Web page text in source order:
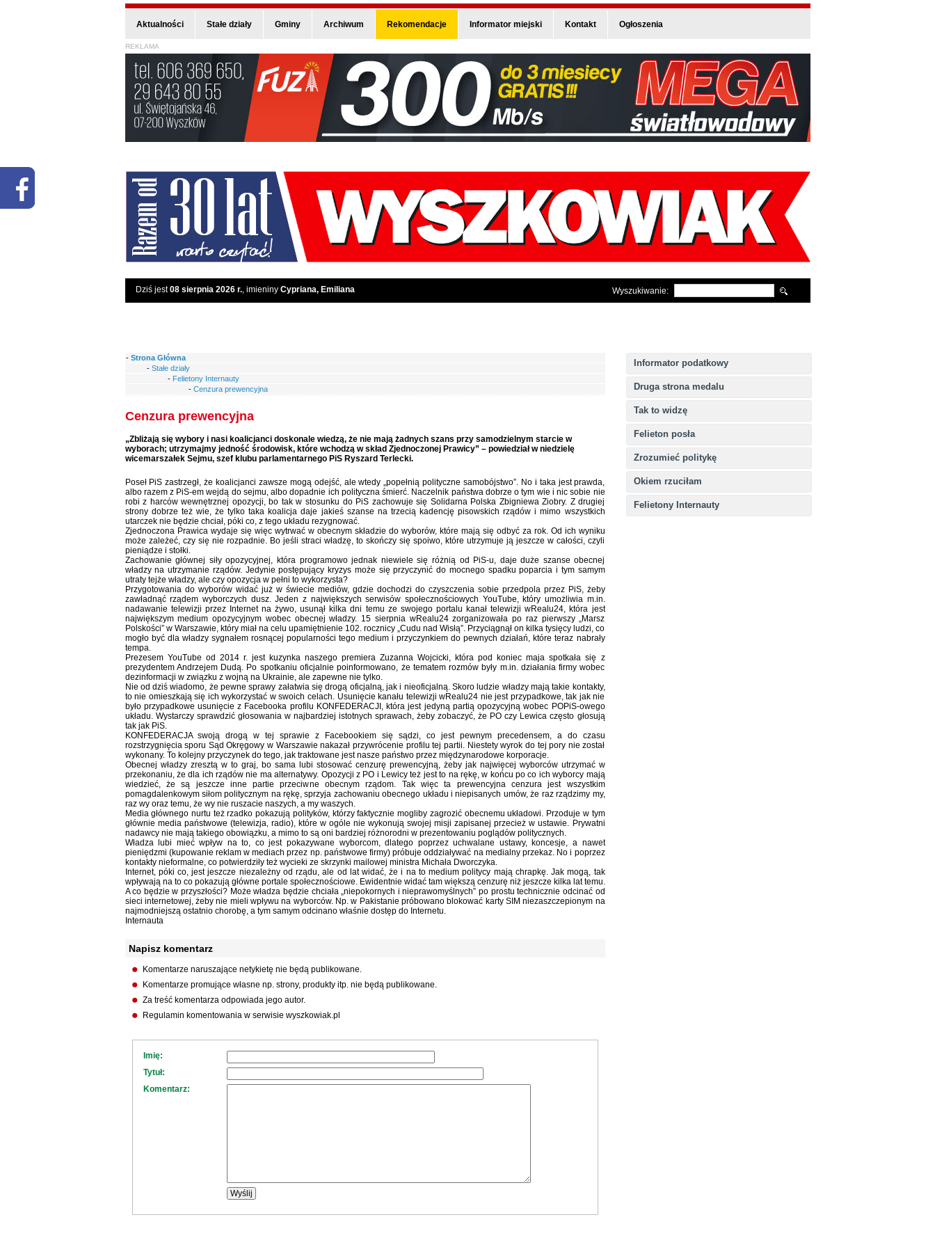
Aktualności Stałe działy Gminy Archiwum Rekomendacje Informator miejski Kontakt Ogłoszenia
REKLAMA
Dziś jest08 sierpnia 2026 r., imieniny Cypriana, Emiliana Wyszukiwanie:
Informator podatkowy
Druga strona medalu
Tak to widzę
Felieton posła
Zrozumieć politykę
Okiem rzuciłam
Felietony Internauty
- Strona Główna
- Stałe działy
- Felietony Internauty
- Cenzura prewencyjna
Cenzura prewencyjna
„Zbliżają się wybory i nasi koalicjanci doskonale wiedzą, że nie mają żadnych szans przy samodzielnym starcie w
wyborach; utrzymajmy jedność środowisk, które wchodzą w skład Zjednoczonej Prawicy” – powiedział w niedzielę
wicemarszałek Sejmu, szef klubu parlamentarnego PiS Ryszard Terlecki.
Poseł PiS zastrzegł, że koalicjanci zawsze mogą odejść, ale wtedy „popełnią polityczne samobójstwo”. No i taka jest prawda,
albo razem z PiS-em wejdą do sejmu, albo dopadnie ich polityczna śmierć. Naczelnik państwa dobrze o tym wie i nic sobie nie
robi z harców wewnętrznej opozycji, bo tak w stosunku do PiS zachowuje się Solidarna Polska Zbigniewa Ziobry. Z drugiej
strony dobrze też wie, że tylko taka koalicja daje jakieś szanse na trzecią kadencję pisowskich rządów i mimo wszystkich
utarczek nie będzie chciał, póki co, z tego układu rezygnować.
Zjednoczona Prawica wydaje się więc wytrwać w obecnym składzie do wyborów, które mają się odbyć za rok. Od ich wyniku
może zależeć, czy się nie rozpadnie. Bo jeśli straci władzę, to skończy się spoiwo, które utrzymuje ją jeszcze w całości, czyli
pieniądze i stołki.
Zachowanie głównej siły opozycyjnej, która programowo jednak niewiele się różnią od PiS-u, daje duże szanse obecnej
władzy na utrzymanie rządów. Jedynie postępujący kryzys może się przyczynić do mocnego spadku poparcia i tym samym
utraty tejże władzy, ale czy opozycja w pełni to wykorzysta?
Przygotowania do wyborów widać już w świecie mediów, gdzie dochodzi do czyszczenia sobie przedpola przez PiS, żeby
zawładnąć rządem wyborczych dusz. Jeden z największych serwisów społecznościowych YouTube, który umożliwia m.in.
nadawanie telewizji przez Internet na żywo, usunął kilka dni temu ze swojego portalu kanał telewizji wRealu24, która jest
największym medium opozycyjnym wobec obecnej władzy. 15 sierpnia wRealu24 zorganizowała po raz pierwszy „Marsz
Polskości” w Warszawie, który miał na celu upamiętnienie 102. rocznicy „Cudu nad Wisłą”. Przyciągnął on kilka tysięcy ludzi, co
mogło być dla władzy sygnałem rosnącej popularności tego medium i przyczynkiem do pewnych działań, które teraz nabrały
tempa.
Prezesem YouTube od 2014 r. jest kuzynka naszego premiera Zuzanna Wojcicki, która pod koniec maja spotkała się z
prezydentem Andrzejem Dudą. Po spotkaniu oficjalnie poinformowano, że tematem rozmów były m.in. działania firmy wobec
dezinformacji w związku z wojną na Ukrainie, ale zapewne nie tylko.
Nie od dziś wiadomo, że pewne sprawy załatwia się drogą oficjalną, jak i nieoficjalną. Skoro ludzie władzy mają takie kontakty,
to nie omieszkają się ich wykorzystać w swoich celach. Usunięcie kanału telewizji wRealu24 nie jest przypadkowe, tak jak nie
było przypadkowe usunięcie z Facebooka profilu KONFEDERACJI, która jest jedyną partią opozycyjną wobec POPiS-owego
układu. Wystarczy sprawdzić głosowania w najbardziej istotnych sprawach, żeby zobaczyć, że PO czy Lewica często głosują
tak jak PiS.
KONFEDERACJA swoją drogą w tej sprawie z Facebookiem się sądzi, co jest pewnym precedensem, a do czasu
rozstrzygnięcia sporu Sąd Okręgowy w Warszawie nakazał przywrócenie profilu tej partii. Niestety wyrok do tej pory nie został
wykonany. To kolejny przyczynek do tego, jak traktowane jest nasze państwo przez międzynarodowe korporacje.
Obecnej władzy zresztą w to graj, bo sama lubi stosować cenzurę prewencyjną, żeby jak najwięcej wyborców utrzymać w
przekonaniu, że dla ich rządów nie ma alternatywy. Opozycji z PO i Lewicy też jest to na rękę, w końcu po co ich wyborcy mają
wiedzieć, że są jeszcze inne partie przeciwne obecnym rządom. Tak więc ta prewencyjna cenzura jest wszystkim
pomagdalenkowym siłom politycznym na rękę, sprzyja zachowaniu obecnego układu i niepisanych umów, że raz rządzimy my,
raz wy oraz temu, że wy nie ruszacie naszych, a my waszych.
Media głównego nurtu też rzadko pokazują polityków, którzy faktycznie mogliby zagrozić obecnemu układowi. Przoduje w tym
głównie media państwowe (telewizja, radio), które w ogóle nie wykonują swojej misji zapisanej przecież w ustawie. Prywatni
nadawcy nie mają takiego obowiązku, a mimo to są oni bardziej różnorodni w prezentowaniu poglądów politycznych.
Władza lubi mieć wpływ na to, co jest pokazywane wyborcom, dlatego poprzez uchwalane ustawy, koncesje, a nawet
pieniędzmi (kupowanie reklam w mediach przez np. państwowe firmy) próbuje oddziaływać na medialny przekaz. No i poprzez
kontakty nieformalne, co potwierdziły też wycieki ze skrzynki mailowej ministra Michała Dworczyka.
Internet, póki co, jest jeszcze niezależny od rządu, ale od lat widać, że i na to medium politycy mają chrapkę. Jak mogą, tak
wpływają na to co pokazują główne portale społecznościowe. Ewidentnie widać tam większą cenzurę niż jeszcze kilka lat temu.
A co będzie w przyszłości? Może władza będzie chciała „niepokornych i nieprawomyślnych” po prostu technicznie odcinać od
sieci internetowej, żeby nie mieli wpływu na wyborców. Np. w Pakistanie próbowano blokować karty SIM niezaszczepionym na
najmodniejszą ostatnio chorobę, a tym samym odcinano właśnie dostęp do Internetu.
Internauta
Napisz komentarz
Komentarze naruszające netykietę nie będą publikowane.
Komentarze promujące własne np. strony, produkty itp. nie będą publikowane.
Za treść komentarza odpowiada jego autor.
Regulamin komentowania w serwisie wyszkowiak.pl
Imię:
Tytuł:
Komentarz: